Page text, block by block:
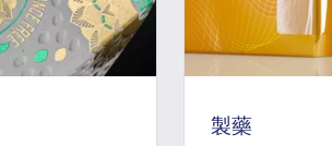
製藥